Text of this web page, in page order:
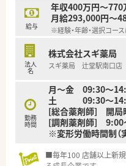
給与
年収400万円～770
月給293,000円～
※経験・年齢・選択コー
法人
名
株式会社スギ薬局
スギ薬局 辻堂駅南口店
勤務
時間
月～金 09:30～
土 09:30～14:30
[総合薬剤師] 開局
[調剤薬剤師] 9:00
※変形労働時間制（
■毎年100 店舗以上新